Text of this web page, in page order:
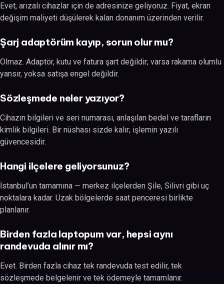
Evet, arızalı cihazlar için de adresinize geliyoruz. Fiyat, ekran
değişim maliyeti düşülerek kalan donanım üzerinden verilir.
Şarj adaptörüm kayıp, sorun olur mu?
Olmaz. Adaptör, kutu ve fatura şart değildir; varsa rakama olumlu
yansır, yoksa satışa engel değildir.
Sözleşmede neler yazıyor?
Cihazın bilgileri ve seri numarası, anlaşılan bedel ve tarafların
kimlik bilgileri. Bir nüshası sizde kalır; işlemin yazılı
güvencesidir.
Hangi ilçelere geliyorsunuz?
İstanbul’un tamamına — merkez ilçelerden Şile, Silivri gibi uç
noktalara kadar. Uzak bölgelerde saat penceresi birlikte
planlanır.
Birden fazla laptopum var, hepsi aynı
randevuda alınır mı?
Evet. Birden fazla cihaz tek randevuda test edilir, tek
sözleşmede belgelenir ve tek ödemeyle tamamlanır.